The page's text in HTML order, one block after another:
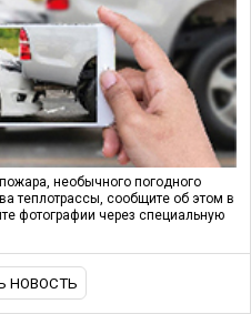
необычного погодного
теплотрассы, сообщите об этом в
фотографии через специальную
НОВОСТЬ